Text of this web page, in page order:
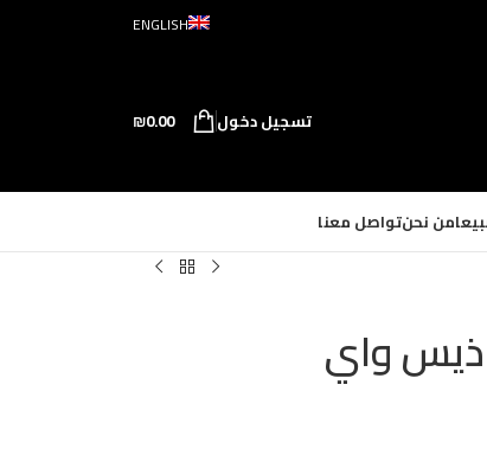
ENGLISH
تسجيل دخول ₪0.00
من نحنتواصل معنا
ذيس واي